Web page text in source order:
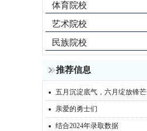
体育院校
艺术院校
民族院校
推荐信息
· 五月沉淀底气，六月绽放锋芒
· 亲爱的勇士们
· 结合2024年录取数据